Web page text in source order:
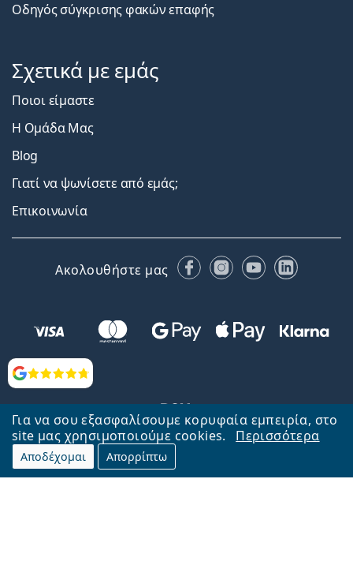
Για να σου εξασφαλίσουμε κορυφαία εμπειρία, στο
site μας χρησιμοποιούμε cookies.
Περισσότερα
Αποδέχομαι Απορρίπτω
Αξιολογήσεις
Οδηγός σύγκρισης φακών επαφής
Σχετικά με εμάς
Ποιοι είμαστε
Η Ομάδα Μας
Blog
Γιατί να ψωνίσετε από εμάς;
Επικοινωνία
Ακολουθήστε μας FacebookInstagram
YouTubeLinkedIn
Επιστροφή στην αρχική σελίδα